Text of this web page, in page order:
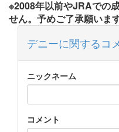
※2008年以前やJRAでの
せん。予めご了承願います
デニーに関するコ
ニックネーム
コメント